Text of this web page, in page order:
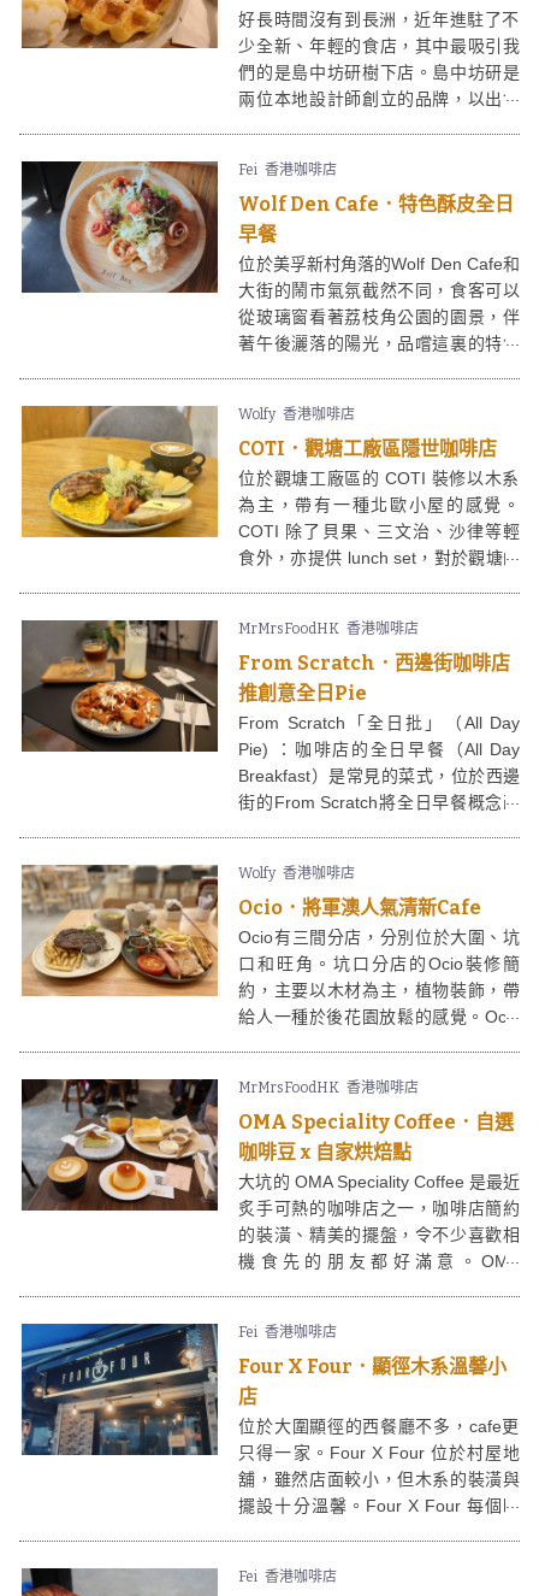
好長時間沒有到長洲，近年進駐了不
少全新、年輕的食店，其中最吸引我
們的是島中坊研樹下店。島中坊研是
兩位本地設計師創立的品牌，以出售
輕食、甜點、自家製的飲料，價格親
民，出品有誠意，使我們多一個理由
襯假日來一趟長洲。
Fei 香港咖啡店
Wolf Den Cafe．特色酥皮全日
早餐
位於美孚新村角落的Wolf Den Cafe和
大街的鬧市氣氛截然不同，食客可以
從玻璃窗看著荔枝角公園的園景，伴
著午後灑落的陽光，品嚐這裏的特色
量太多，更有精品早餐以及快餐可供
選擇，尤其酥皮做得十分出色，牛油
味香濃而不膩，同樣打卡able！
Wolfy 香港咖啡店
COTI．觀塘工廠區隱世咖啡店
位於觀塘工廠區的 COTI 裝修以木系
為主，帶有一種北歐小屋的感覺。
COTI 除了貝果、三文治、沙律等輕
食外，亦提供 lunch set，對於觀塘的
MrMrsFoodHK 香港咖啡店
From Scratch．西邊街咖啡店
推創意全日Pie
From Scratch「全日批」（All Day
Pie) ：咖啡店的全日早餐（All Day
Breakfast）是常見的菜式，位於西邊
街的From Scratch將全日早餐概念改
帶有新鮮感，且都是即叫即製，熱辣
辣之餘，夠曬酥脆！From Scratch供
應的意粉、批類、甜品，盡可能都是
自家製，客人可以吃得出誠意；店員
親切，難怪深獲好評！
Wolfy 香港咖啡店
Ocio．將軍澳人氣清新Cafe
Ocio有三間分店，分別位於大圍、坑
口和旺角。坑口分店的Ocio裝修簡
約，主要以木材為主，植物裝飾，帶
給人一種於後花園放鬆的感覺。Ocio
MrMrsFoodHK 香港咖啡店
OMA Speciality Coffee．自選
咖啡豆 x 自家烘焙點
大坑的 OMA Speciality Coffee 是最近
炙手可熱的咖啡店之一，咖啡店簡約
的裝潢、精美的擺盤，令不少喜歡相
機食先的朋友都好滿意。OMA
牌中的新奧爾良烤卡疆雞腿深受歡
迎。咖啡同樣是 OMA Speciality
Coffee 的主打，客人可以自選咖啡豆
及沖製方法例如虹吸、機沖、冰滴
等。
Fei 香港咖啡店
Four X Four．顯徑木系溫馨小
店
位於大圍顯徑的西餐廳不多，cafe更
只得一家。Four X Four 位於村屋地
舖，雖然店面較小，但木系的裝潢與
擺設十分溫馨。Four X Four 每個時
Fei 香港咖啡店